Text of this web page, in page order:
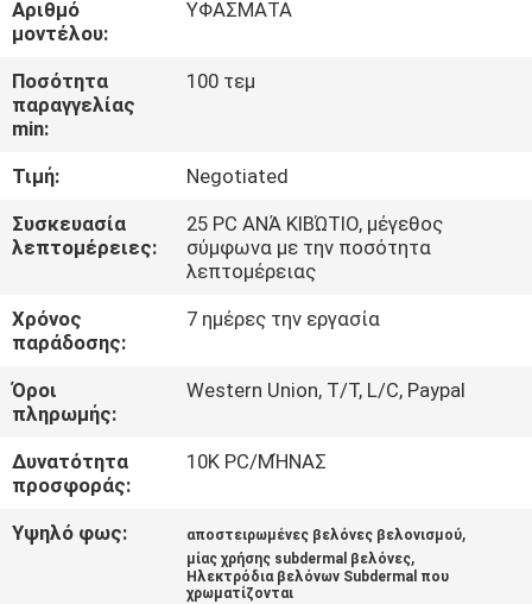
ΠΟΙΟΤΙΚΌΣ
ΈΛΕΓΧΟΣ
ΕΛΆΤΕ
ΣΕ
ΕΠΑΦΉ
ΜΕ
ΕΙΔΉΣΕΙΣ
ΖΗΤΉΣΤΕ
ΈΝΑ
ΑΠΌΣΠΑΣΜΑ
Αριθμό
μοντέλου:
ΥΦΑΣΜΑΤΑ
Ποσότητα
παραγγελίας
min:
100 τεμ
Τιμή:
Negotiated
Συσκευασία
λεπτομέρειες:
25 PC ΑΝΆ ΚΙΒΏΤΙΟ, μέγεθος
σύμφωνα με την ποσότητα
λεπτομέρειας
Χρόνος
παράδοσης:
7 ημέρες την εργασία
Όροι
πληρωμής:
Western Union, T/T, L/C, Paypal
Δυνατότητα
προσφοράς:
10K PC/ΜΉΝΑΣ
Υψηλό φως: αποστειρωμένες βελόνες βελονισμού,
μίας χρήσης subdermal βελόνες,
Ηλεκτρόδια βελόνων Subdermal που
χρωματίζονται